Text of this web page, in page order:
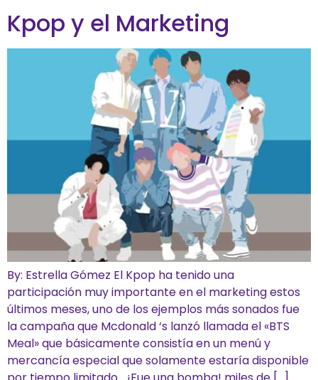
Kpop y el Marketing
By: Estrella Gómez El Kpop ha tenido una
participación muy importante en el marketing estos
últimos meses, uno de los ejemplos más sonados fue
la campaña que Mcdonald ‘s lanzó llamada el «BTS
Meal» que básicamente consistía en un menú y
mercancía especial que solamente estaría disponible